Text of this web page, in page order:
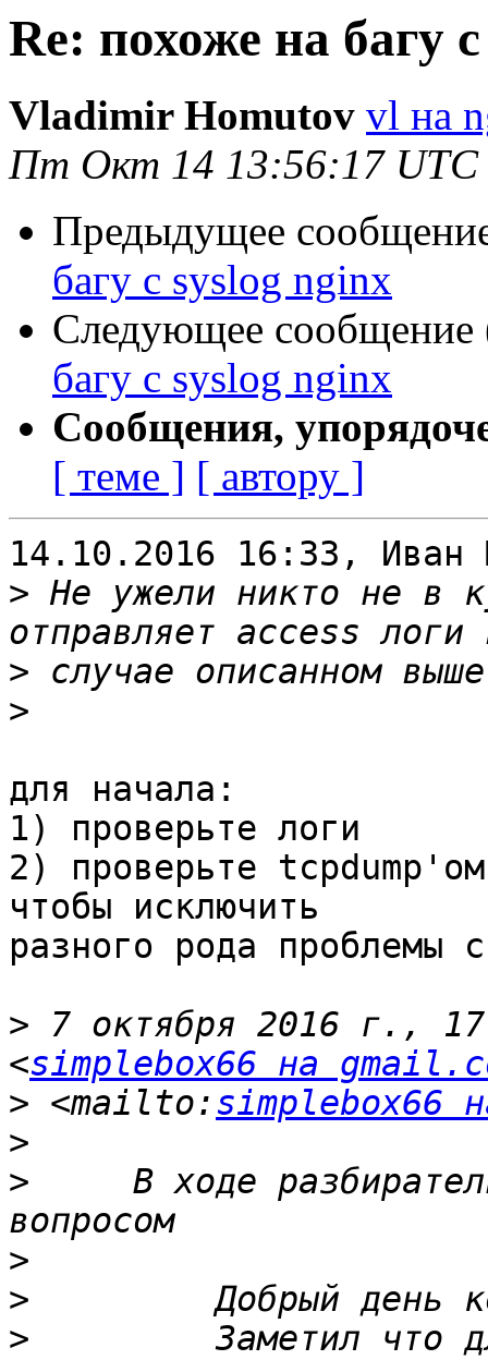
Re: похоже на багу
Vladimir Homutov vl на
Пт Окт 14 13:56:17 UTC
Предыдущее
багу с syslog nginx
Следующее сообщение
багу с syslog nginx
Сообщения,
[ теме ] [ автору ]
14.10.2016 16:33, Иван
> Не ужели никто не в
>
>
для начала:
1) проверьте логи
2) проверьте
чтобы исключить
разного рода проблемы
> 7 октября 2016 г.,
<simplebox66 на
> <mailto:simplebox66
>
>
В ходе
>
>
>
Заметил что